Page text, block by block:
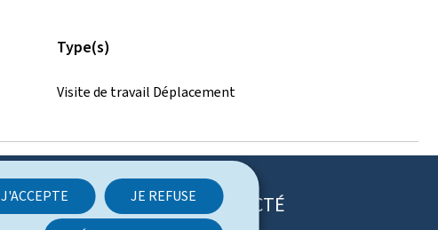
J'ACCEPTE JE REFUSE
Type(s)
Visite de travail Déplacement
RESTEZ CONNECTÉ